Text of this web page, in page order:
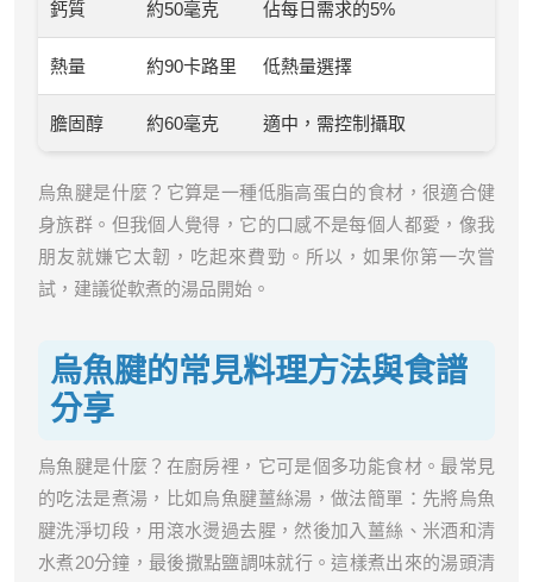
鈣質 約50毫克 佔每日需求的5%
熱量 約90卡路里 低熱量選擇
膽固醇 約60毫克 適中，需控制攝取
烏魚腱是什麼？它算是一種低脂高蛋白的食材，很適合健
身族群。但我個人覺得，它的口感不是每個人都愛，像我
朋友就嫌它太韌，吃起來費勁。所以，如果你第一次嘗
試，建議從軟煮的湯品開始。
烏魚腱的常見料理方法與食譜
分享
烏魚腱是什麼？在廚房裡，它可是個多功能食材。最常見
的吃法是煮湯，比如烏魚腱薑絲湯，做法簡單：先將烏魚
腱洗淨切段，用滾水燙過去腥，然後加入薑絲、米酒和清
水煮20分鐘，最後撒點鹽調味就行。這樣煮出來的湯頭清